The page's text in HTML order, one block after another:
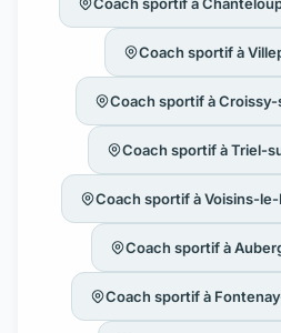
Coach sportif à
Coach sportif à
Coach sportif à Triel-
Coach sportif à Voisins-
Coach sportif à
Coach sportif à